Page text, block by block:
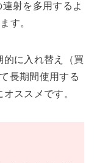
射を多用するよ
す。
的に入れ替え（買
長期間使用する
ススメです。